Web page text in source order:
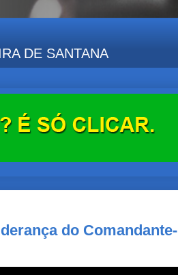
DE SANTANA
do Comandante-